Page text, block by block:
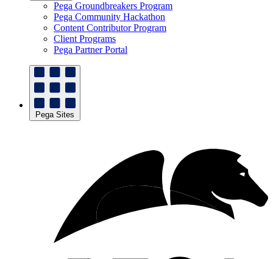
Pega Groundbreakers Program
Pega Community Hackathon
Content Contributor Program
Client Programs
Pega Partner Portal
Pega Sites